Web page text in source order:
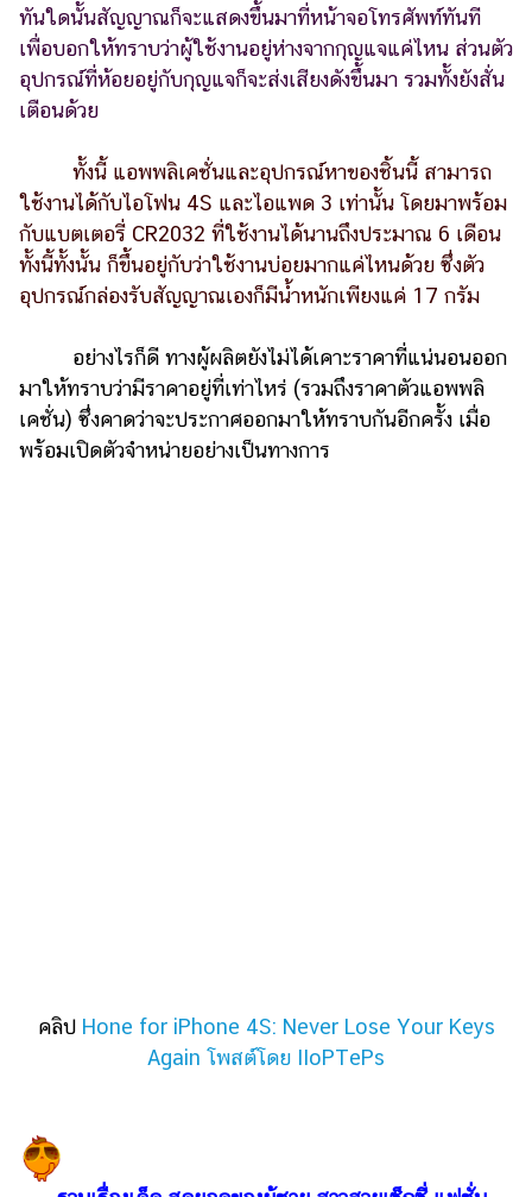
วา
ไร
ตี้
แต่งงาน
แม่
เด็ก
สัตว์
Infographic
บริการ
ทันใดนั้นสัญญาณก็จะแสดงขึ้นมาที่หน้าจอโทรศัพท์ทันที
เพื่อบอกให้ทราบว่าผู้ใช้งานอยู่ห่างจากกุญแจแค่ไหน ส่วนตัว
อุปกรณ์ที่ห้อยอยู่กับกุญแจก็จะส่งเสียงดังขึ้นมา รวมทั้งยังสั่น
เตือนด้วย
ทั้งนี้ แอพพลิเคชั่นและอุปกรณ์หาของชิ้นนี้ สามารถ
ใช้งานได้กับไอโฟน 4S และไอแพด 3 เท่านั้น โดยมาพร้อม
กับแบตเตอรี่ CR2032 ที่ใช้งานได้นานถึงประมาณ 6 เดือน
ทั้งนี้ทั้งนั้น ก็ขึ้นอยู่กับว่าใช้งานบ่อยมากแค่ไหนด้วย ซึ่งตัว
อุปกรณ์กล่องรับสัญญาณเองก็มีน้ำหนักเพียงแค่ 17 กรัม
อย่างไรก็ดี ทางผู้ผลิตยังไม่ได้เคาะราคาที่แน่นอนออก
มาให้ทราบว่ามีราคาอยู่ที่เท่าไหร่ (รวมถึงราคาตัวแอพพลิ
เคชั่น) ซึ่งคาดว่าจะประกาศออกมาให้ทราบกันอีกครั้ง เมื่อ
พร้อมเปิดตัวจำหน่ายอย่างเป็นทางการ
คลิป Hone for iPhone 4S: Never Lose Your Keys
Again โพสต์โดย IIoPTePs